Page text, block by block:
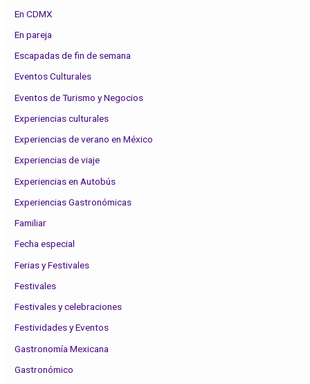
En CDMX
En pareja
Escapadas de fin de semana
Eventos Culturales
Eventos de Turismo y Negocios
Experiencias culturales
Experiencias de verano en México
Experiencias de viaje
Experiencias en Autobús
Experiencias Gastronómicas
Familiar
Fecha especial
Ferias y Festivales
Festivales
Festivales y celebraciones
Festividades y Eventos
Gastronomía Mexicana
Gastronómico